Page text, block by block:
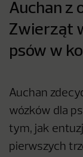
Auchan z
Zwierząt
psów w
Auchan
wózków dla
tym, jak
pierwszych